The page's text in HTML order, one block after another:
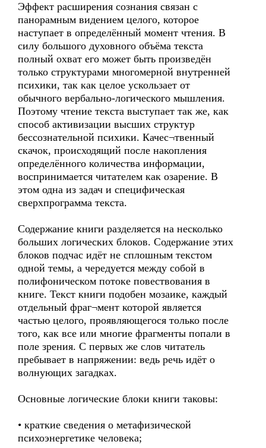
Эффект расширения сознания связан с
панорамным видением целого, которое
наступает в определённый момент чтения. В
силу большого духовного объёма текста
полный охват его может быть произведён
только структурами многомерной внутренней
психики, так как целое ускользает от
обычного вербально-логического мышления.
Поэтому чтение текста выступает так же, как
способ активизации высших структур
бессознательной психики. Качес¬твенный
скачок, происходящий после накопления
определённого количества информации,
воспринимается читателем как озарение. В
этом одна из задач и специфическая
сверхпрограмма текста.
Содержание книги разделяется на несколько
больших логических блоков. Содержание этих
блоков подчас идёт не сплошным текстом
одной темы, а чередуется между cобой в
полифоническом потоке повествования в
книге. Текст книги подобен мозаике, каждый
отдельный фраг¬мент которой является
частью целого, проявляющегося только после
того, как все или многие фрагменты попали в
поле зрения. С первых же слов читатель
пребывает в напряжении: ведь речь идёт о
волнующих загадках.
Основные логические блоки книги таковы:
• краткие сведения о метафизической
психоэнергетике человека;